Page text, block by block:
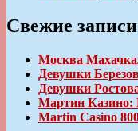
Свежие записи
Москва
Девушки
Девушки
Мартин Казино:
Martin Casino